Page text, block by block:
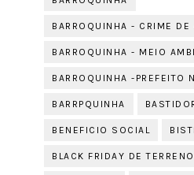
BARROQUINHA - CRIME DE
BARROQUINHA - MEIO
BARROQUINHA -PREFEITO
BARRPQUINHA
BENEFICIO SOCIAL
BLACK FRIDAY DE